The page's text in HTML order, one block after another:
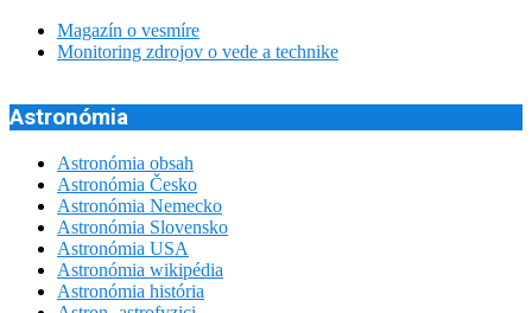
Magazín o vesmíre
Monitoring zdrojov o vede a technike
Astronómia
Astronómia obsah
Astronómia Česko
Astronómia Nemecko
Astronómia Slovensko
Astronómia USA
Astronómia wikipédia
Astronómia história